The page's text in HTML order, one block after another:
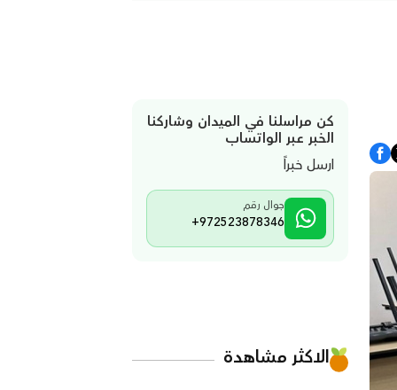
كن مراسلنا في الميدان وشاركنا
الخبر عبر الواتساب
ارسل خبراً
جوال رقم
+972523878346
الاكثر مشاهدة